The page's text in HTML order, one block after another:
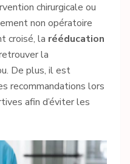
chirurgicale ou
non opératoire
croisé, la rééducation
la
De plus, il est
recommandations lors
afin d’éviter les